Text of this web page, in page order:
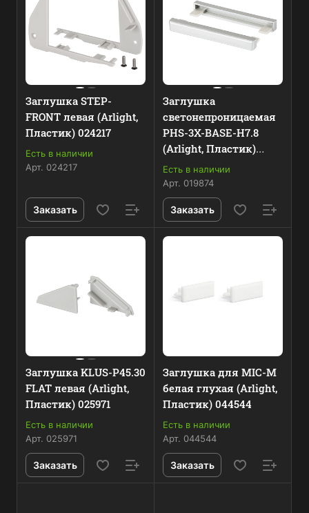
Заглушка STEP-
FRONT левая (Arlight,
Пластик) 024217
Есть в наличии
Арт. 024217
Заказать
Заглушка
светонепроницаемая
PHS-3X-BASE-H7.8
(Arlight, Пластик)
019874
Есть в наличии
Арт. 019874
Заказать
Заглушка KLUS-P45.30
FLAT левая (Arlight,
Пластик) 025971
Есть в наличии
Арт. 025971
Заказать
Заглушка для MIC-M
белая глухая (Arlight,
Пластик) 044544
Есть в наличии
Арт. 044544
Заказать